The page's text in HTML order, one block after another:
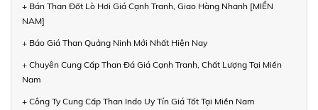
+ Bán Than Đốt Lò Hơi Giá Cạnh Tranh, Giao Hàng Nhanh [MIỀN
NAM]
+ Báo Giá Than Quảng Ninh Mới Nhất Hiện Nay
+ Chuyên Cung Cấp Than Đá Giá Cạnh Tranh, Chất Lượng Tại Miền
Nam
+ Công Ty Cung Cấp Than Indo Uy Tín Giá Tốt Tại Miền Nam